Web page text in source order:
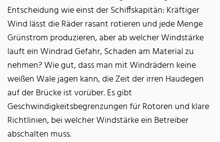
Entscheidung wie einst der Schiffskapitän: Kräftiger
Wind lässt die Räder rasant rotieren und jede Menge
Grünstrom produzieren, aber ab welcher Windstärke
lauft ein Windrad Gefahr, Schaden am Material zu
nehmen? Wie gut, dass man mit Windrädern keine
weißen Wale jagen kann, die Zeit der irren Haudegen
auf der Brücke ist vorüber. Es gibt
Geschwindigkeitsbegrenzungen für Rotoren und klare
Richtlinien, bei welcher Windstärke ein Betreiber
abschalten muss.